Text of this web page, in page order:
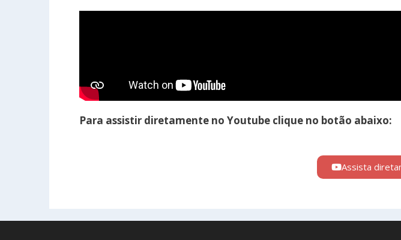
Para assistir diretamente no Youtube clique no botão abaixo:
Assista